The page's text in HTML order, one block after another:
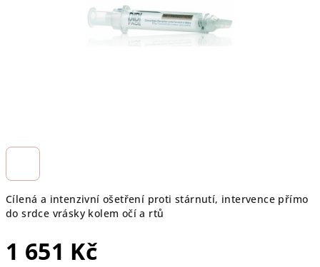
Cílená a intenzivní ošetření proti stárnutí, intervence přímo
do srdce vrásky kolem očí a rtů
1 651 Kč